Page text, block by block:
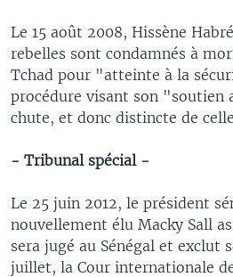
Le 15 août 2008, Hissène
rebelles sont condamnés à
Tchad pour "atteinte à la
procédure visant son "soutien
chute, et donc distincte de
- Tribunal spécial -
Le 25 juin 2012, le président
nouvellement élu Macky Sall
sera jugé au Sénégal et exclut
juillet, la Cour internationale